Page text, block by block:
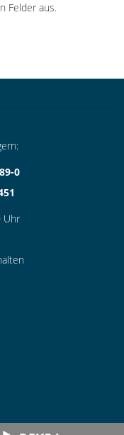
Felder aus.
0
Uhr